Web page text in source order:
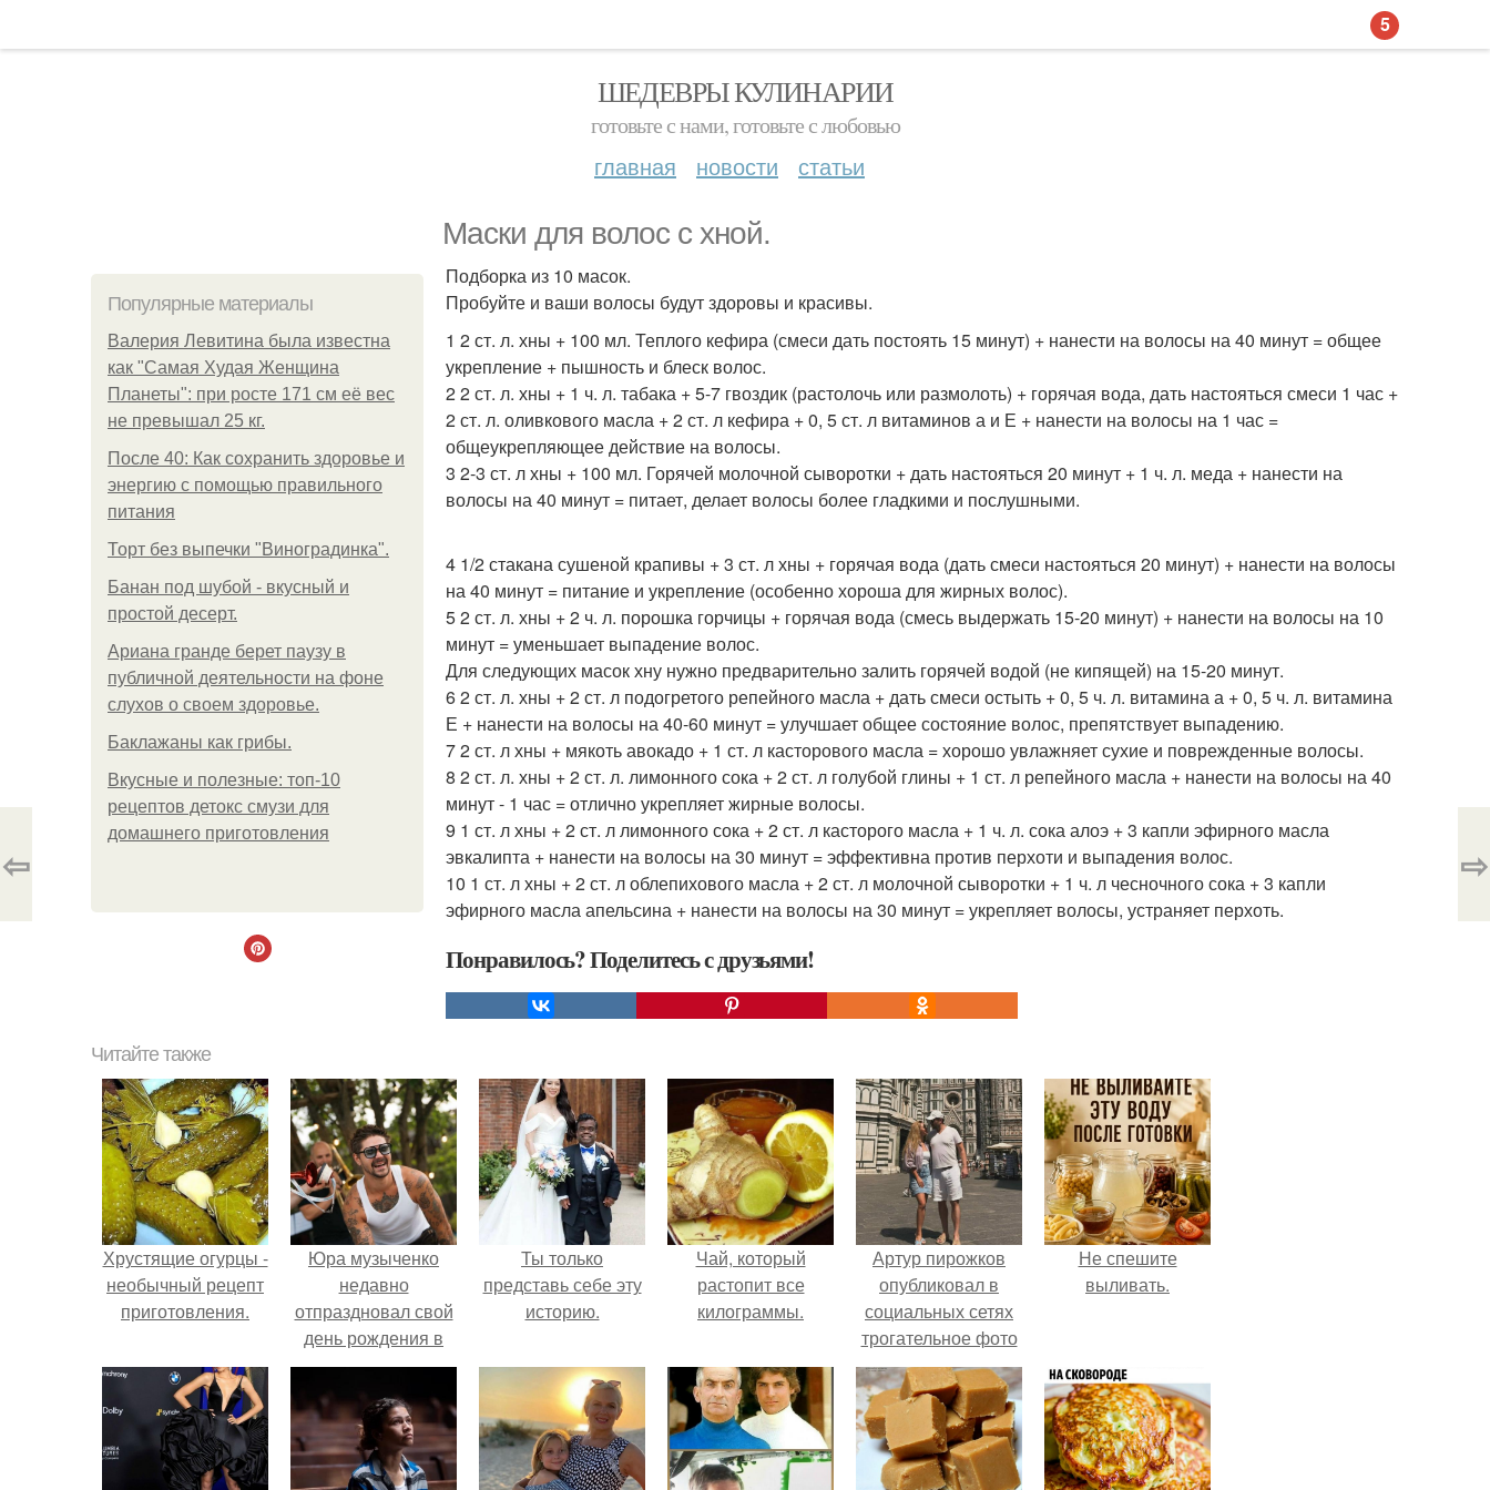
ШЕДЕВРЫ КУЛИНАРИИ
готовьте с нами, готовьте с любовью
главная новости статьи
Маски для волос с хной.
Популярные материалы
Валерия Левитина была известна
как "Самая Худая Женщина
Планеты": при росте 171 см её вес
не превышал 25 кг.
После 40: Как сохранить здоровье и
энергию с помощью правильного
питания
Торт без выпечки "Виноградинка".
Банан под шубой - вкусный и
простой десерт.
Ариана гранде берет паузу в
публичной деятельности на фоне
слухов о своем здоровье.
Баклажаны как грибы.
Вкусные и полезные: топ-10
рецептов детокс смузи для
домашнего приготовления
Подборка из 10 масок.
Пробуйте и ваши волосы будут здоровы и красивы.
1 2 ст. л. хны + 100 мл. Теплого кефира (смеси дать постоять 15 минут) + нанести на волосы на 40 минут = общее
укрепление + пышность и блеск волос.
2 2 ст. л. хны + 1 ч. л. табака + 5-7 гвоздик (растолочь или размолоть) + горячая вода, дать настояться смеси 1 час +
2 ст. л. оливкового масла + 2 ст. л кефира + 0, 5 ст. л витаминов а и Е + нанести на волосы на 1 час =
общеукрепляющее действие на волосы.
3 2-3 ст. л хны + 100 мл. Горячей молочной сыворотки + дать настояться 20 минут + 1 ч. л. меда + нанести на
волосы на 40 минут = питает, делает волосы более гладкими и послушными.
4 1/2 стакана сушеной крапивы + 3 ст. л хны + горячая вода (дать смеси настояться 20 минут) + нанести на волосы
на 40 минут = питание и укрепление (особенно хороша для жирных волос).
5 2 ст. л. хны + 2 ч. л. порошка горчицы + горячая вода (смесь выдержать 15-20 минут) + нанести на волосы на 10
минут = уменьшает выпадение волос.
Для следующих масок хну нужно предварительно залить горячей водой (не кипящей) на 15-20 минут.
6 2 ст. л. хны + 2 ст. л подогретого репейного масла + дать смеси остыть + 0, 5 ч. л. витамина а + 0, 5 ч. л. витамина
Е + нанести на волосы на 40-60 минут = улучшает общее состояние волос, препятствует выпадению.
7 2 ст. л хны + мякоть авокадо + 1 ст. л касторового масла = хорошо увлажняет сухие и поврежденные волосы.
8 2 ст. л. хны + 2 ст. л. лимонного сока + 2 ст. л голубой глины + 1 ст. л репейного масла + нанести на волосы на 40
минут - 1 час = отлично укрепляет жирные волосы.
9 1 ст. л хны + 2 ст. л лимонного сока + 2 ст. л касторого масла + 1 ч. л. сока алоэ + 3 капли эфирного масла
эвкалипта + нанести на волосы на 30 минут = эффективна против перхоти и выпадения волос.
10 1 ст. л хны + 2 ст. л облепихового масла + 2 ст. л молочной сыворотки + 1 ч. л чесночного сока + 3 капли
эфирного масла апельсина + нанести на волосы на 30 минут = укрепляет волосы, устраняет перхоть.
Понравилось? Поделитесь с друзьями!
⇦ ⇨
Читайте также
Хрустящие огурцы -
необычный рецепт
приготовления.
Юра музыченко
недавно
отпраздновал свой
день рождения в
кругу самых
близких и родных
людей.
Ты только
представь себе эту
историю.
Чай, который
растопит все
килограммы.
Артур пирожков
опубликовал в
социальных сетях
трогательное фото
с супругой
Анжеликой,
сделанное во
время их недавнего
путешествия в
Не спешите
выливать.
5